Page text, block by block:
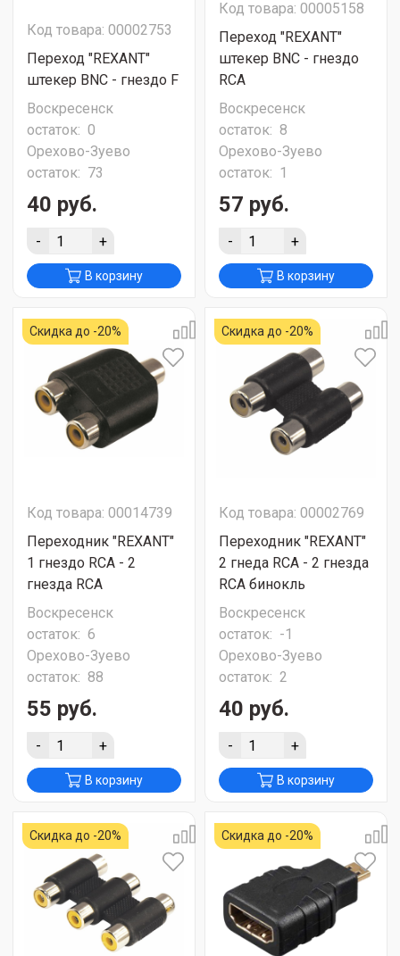
Код товара: 00002753
Переход "REXANT"
штекер BNC - гнездо F
Воскресенск
остаток: 0
Орехово-Зуево
остаток: 73
40 руб.
- +
В корзину
Код товара: 00005158
Переход "REXANT"
штекер BNC - гнездо
RCA
Воскресенск
остаток: 8
Орехово-Зуево
остаток: 1
57 руб.
- +
В корзину
Скидка до -20%
Код товара: 00014739
Переходник "REXANT"
1 гнездо RCA - 2
гнезда RCA
Воскресенск
остаток: 6
Орехово-Зуево
остаток: 88
55 руб.
- +
В корзину
Скидка до -20%
Код товара: 00002769
Переходник "REXANT"
2 гнеда RCA - 2 гнезда
RCA бинокль
Воскресенск
остаток: -1
Орехово-Зуево
остаток: 2
40 руб.
- +
В корзину
Скидка до -20% Скидка до -20%